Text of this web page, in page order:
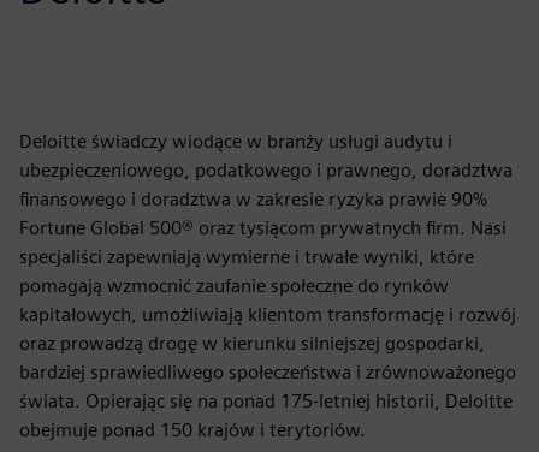
Deloitte świadczy wiodące w branży usługi audytu i
ubezpieczeniowego, podatkowego i prawnego, doradztwa
finansowego i doradztwa w zakresie ryzyka prawie 90%
Fortune Global 500® oraz tysiącom prywatnych firm. Nasi
specjaliści zapewniają wymierne i trwałe wyniki, które
pomagają wzmocnić zaufanie społeczne do rynków
kapitałowych, umożliwiają klientom transformację i rozwój
oraz prowadzą drogę w kierunku silniejszej gospodarki,
bardziej sprawiedliwego społeczeństwa i zrównoważonego
świata. Opierając się na ponad 175-letniej historii, Deloitte
obejmuje ponad 150 krajów i terytoriów.